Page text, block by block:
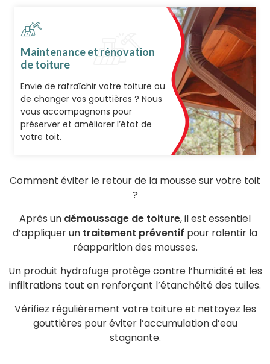
Maintenance et rénovation
de toiture
Envie de rafraîchir votre toiture ou
de changer vos gouttières ? Nous
vous accompagnons pour
préserver et améliorer l’état de
votre toit.
Comment éviter le retour de la mousse sur votre toit
?
Après un démoussage de toiture, il est essentiel
d’appliquer un traitement préventif pour ralentir la
réapparition des mousses.
Un produit hydrofuge protège contre l’humidité et les
infiltrations tout en renforçant l’étanchéité des tuiles.
Vérifiez régulièrement votre toiture et nettoyez les
gouttières pour éviter l’accumulation d’eau
stagnante.